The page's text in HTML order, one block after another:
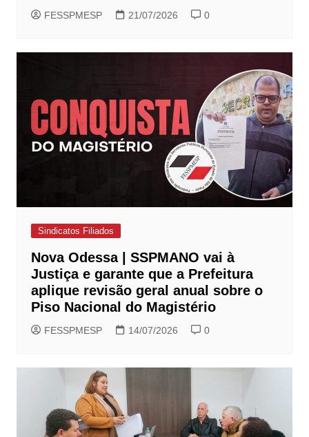
FESSPMESP 21/07/2026 0
Sindicatos Filiados
Nova Odessa | SSPMANO vai à
Justiça e garante que a Prefeitura
aplique revisão geral anual sobre o
Piso Nacional do Magistério
FESSPMESP 14/07/2026 0